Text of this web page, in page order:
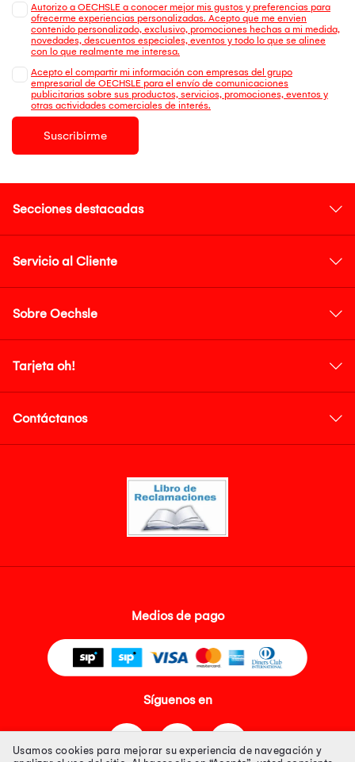
Autorizo a OECHSLE a conocer mejor mis gustos y preferencias para
ofrecerme experiencias personalizadas. Acepto que me envien
contenido personalizado, exclusivo, promociones hechas a mi medida,
novedades, descuentos especiales, eventos y todo lo que se alinee
con lo que realmente me interesa.
Acepto el compartir mi información con empresas del grupo
empresarial de OECHSLE para el envío de comunicaciones
publicitarias sobre sus productos, servicios, promociones, eventos y
otras actividades comerciales de interés.
Suscribirme
Secciones destacadas
Servicio al Cliente
Sobre Oechsle
Tarjeta oh!
Contáctanos
Medios de pago
Síguenos en
Usamos cookies para mejorar su experiencia de navegación y